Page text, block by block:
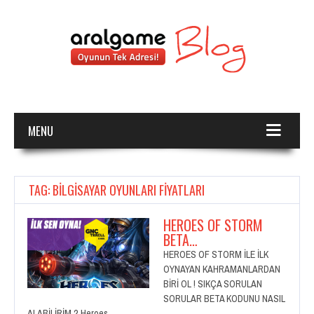
MENU
TAG: BILGISAYAR OYUNLARI FIYATLARI
HEROES OF STORM
BETA…
HEROES OF STORM İLE İLK
OYNAYAN KAHRAMANLARDAN
BİRİ OL ! SIKÇA SORULAN
SORULAR BETA KODUNU NASIL